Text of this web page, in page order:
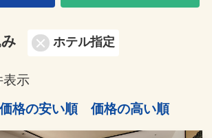
ホテル指定
表示
価格の安い順 価格の高い順